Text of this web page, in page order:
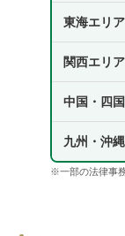
東海エリア
関西エリア
中国・四
九州・沖
※一部の法律事